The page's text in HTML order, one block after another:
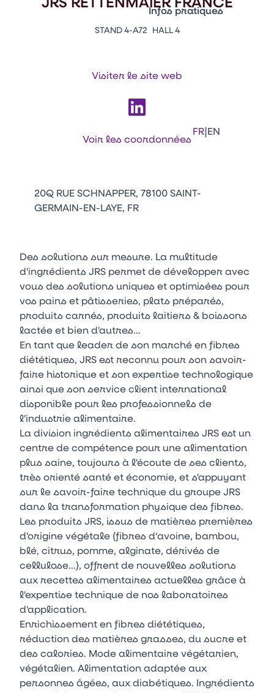
Vitrine Innovations
Emballages
Infos pratiques
Contacts
Appuyez sur Entrée pour
FR|EN
STAND 4-A72 HALL 4
Visiter le site web
Voir les coordonnées
20Q RUE SCHNAPPER, 78100 SAINT-
GERMAIN-EN-LAYE, FR
Des solutions sur mesure. La multitude
d'ingrédients JRS permet de développer avec
vous des solutions uniques et optimisées pour
vos pains et pâtisseries, plats préparés,
produits carnés, produits laitiers & boissons
lactée et bien d'autres…
En tant que leader de son marché en fibres
diététiques, JRS est reconnu pour son savoir-
faire historique et son expertise technologique
ainsi que son service client international
disponible pour les professionnels de
l'industrie alimentaire.
La division ingrédients alimentaires JRS est un
centre de compétence pour une alimentation
plus saine, toujours à l'écoute de ses clients,
très orienté santé et économie, et s'appuyant
sur le savoir-faire technique du groupe JRS
dans la transformation physique des fibres.
Les produits JRS, issus de matières premières
d'origine végétale (fibres d‘avoine, bambou,
blé, citrus, pomme, alginate, dérivés de
cellulose…), offrent de nouvelles solutions
aux recettes alimentaires actuelles grâce à
l'expertise technique de nos laboratoires
d'application.
Enrichissement en fibres diététiques,
réduction des matières grasses, du sucre et
des calories. Mode alimentaire végétarien,
végétalien. Alimentation adaptée aux
personnes âgées, aux diabétiques. Ingrédients